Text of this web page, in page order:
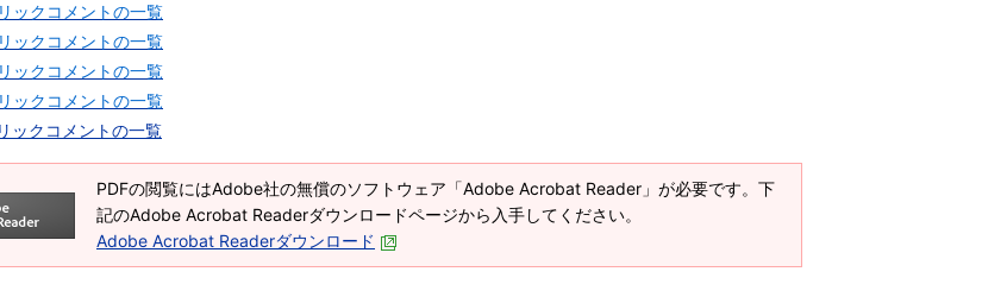
ックコメントの一覧
ックコメントの一覧
ックコメントの一覧
ックコメントの一覧
ックコメントの一覧
PDFの閲覧にはAdobe社の無償のソフトウェア「Adobe Acrobat Reader」が必要です。下
記のAdobe Acrobat Readerダウンロードページから入手してください。
Adobe Acrobat Readerダウンロード